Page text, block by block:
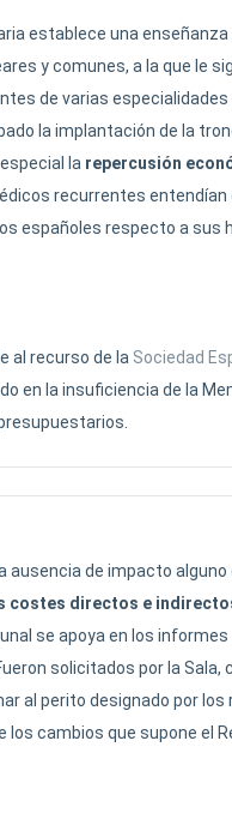
establece una
y comunes, a la que le
de varias
la implantación de la
la repercusión
recurrentes
españoles respecto a sus
al recurso de la Sociedad
en la insuficiencia de la
ausencia de impacto
costes directos e
se apoya en los
solicitados por la Sala,
al perito designado por
los cambios que supone el